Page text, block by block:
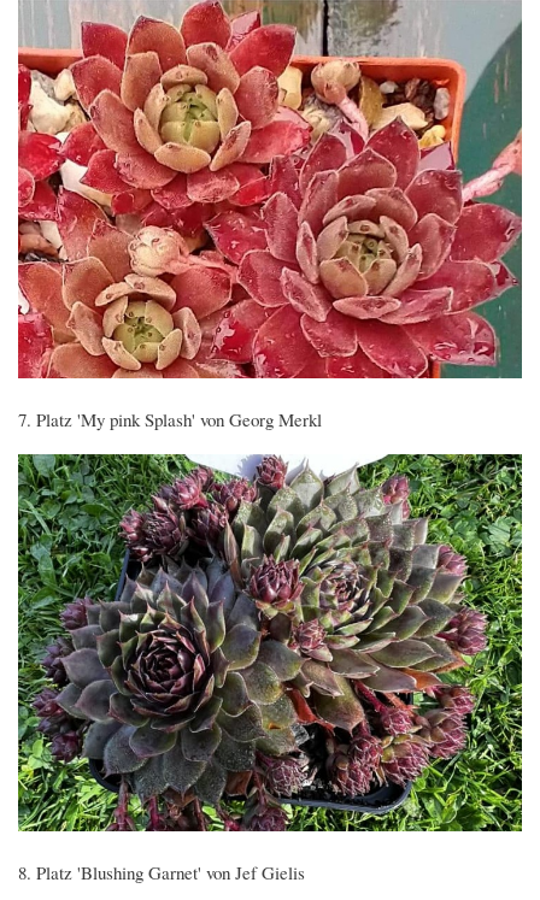
7. Platz 'My pink Splash' von Georg Merkl
8. Platz 'Blushing Garnet' von Jef Gielis